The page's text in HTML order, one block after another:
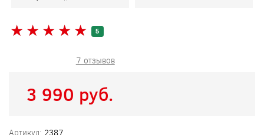
★ ★ ★ ★ ★
★ ★ ★ ★ ★ 5
7 отзывов
3 990 pуб.
Артикул: 2387